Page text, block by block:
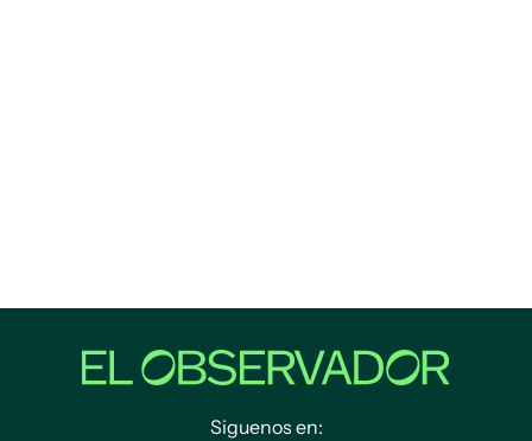
Siguenos en: